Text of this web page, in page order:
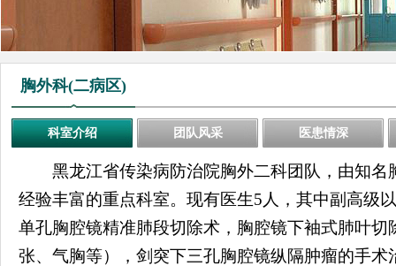
胸外科(二病区)
科室介绍 团队风采 医患情深
黑龙江省传染病防治院胸外二科团队，由知名
经验丰富的重点科室。现有医生5 人，其中副高级
单孔胸腔镜精准肺段切除术，胸腔镜下袖式肺叶
张、气胸等），剑突下三孔胸腔镜纵隔肿瘤的手